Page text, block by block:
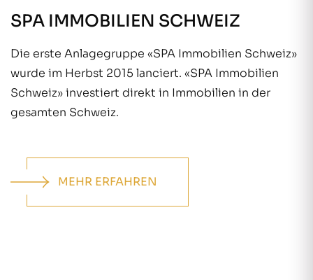
SPA IMMOBILIEN SCHWEIZ
Die erste Anlagegruppe «SPA Immobilien Schweiz»
wurde im Herbst 2015 lanciert. «SPA Immobilien
Schweiz» investiert direkt in Immobilien in der
gesamten Schweiz.
MEHR ERFAHREN